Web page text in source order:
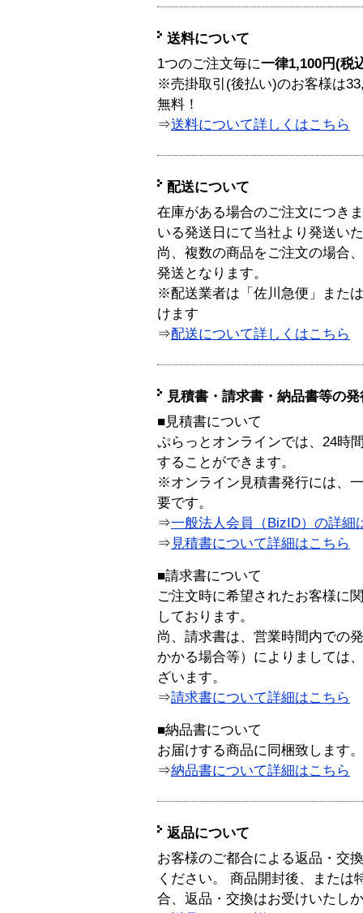
送料について
1つのご注文毎に一律1,100円(税
※売掛取引(後払い)のお客様は
無料！
⇒送料について詳しくはこちら
配送について
在庫がある場合のご注文につき
いる発送日にて当社より発送い
尚、複数の商品をご注文の場合
発送となります。
※配送業者は「佐川急便」また
けます
⇒配送について詳しくはこちら
見積書・請求書・納品書等の
■見積書について
ぷらっとオンラインでは、24時
することができます。
※オンライン見積書発行には、
要です。
⇒一般法人会員（BizID）の詳細
⇒ 見積書について詳細はこちら
■請求書について
ご注文時に希望されたお客様に
しております。
尚、請求書は、営業時間内での
かかる場合等）によりましては
ざいます。
⇒請求書について詳細はこちら
■納品書について
お届けする商品に同梱致します。
⇒納品書について詳細はこちら
返品について
お客様のご都合による返品・交
ください。 商品開封後、または
合、返品・交換はお受けいたし